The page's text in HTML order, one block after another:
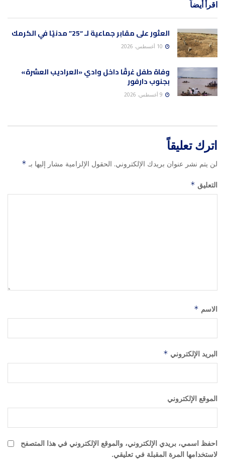
اقرأ أيضاً
العثور على مقابر جماعية لـ “25” مدنيًا في الكرمك
وفاة طفل غرقًا داخل وادي «العراديب العشرة»
بجنوب دارفور
اترك تعليقاً
لن يتم نشر عنوان بريدك الإلكتروني. الحقول الإلزامية مشار إليها بـ *
التعليق *
الاسم *
البريد الإلكتروني *
الموقع الإلكتروني
احفظ اسمي، بريدي الإلكتروني، والموقع الإلكتروني في هذا المتصفح
لاستخدامها المرة المقبلة في تعليقي.